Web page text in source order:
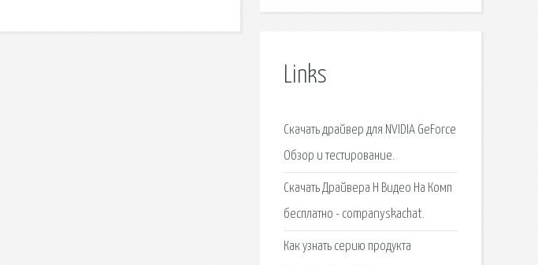
Links
Скачать драйвер для NVIDIA GeForce
Обзор и тестирование.
Скачать Драйвера Н Видео На Комп
бесплатно - companyskachat.
Как узнать серию продукта